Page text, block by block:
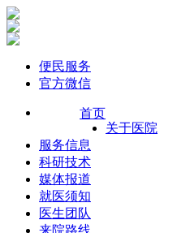
便民服务
官方微信
首页
关于医院
服务信息
科研技术
媒体报道
就医须知
医生团队
来院路线